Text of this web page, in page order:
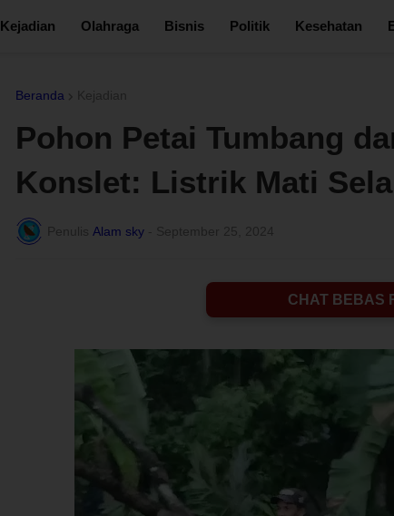
Kejadian Olahraga Bisnis Politik Kesehatan
Beranda
Pohon Petai Tumbang
Konslet: Listrik Mati
Alam sky
CHAT BEBAS